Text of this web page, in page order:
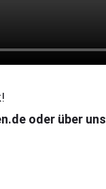
oder über